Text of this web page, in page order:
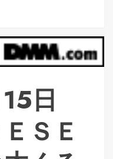
日
ＳＥ